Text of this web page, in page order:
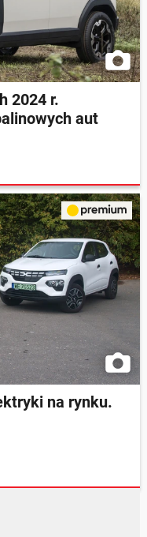
2024 r.
aut
na rynku.